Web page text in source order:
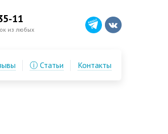
11
из любых
ⓘ Статьи Контакты